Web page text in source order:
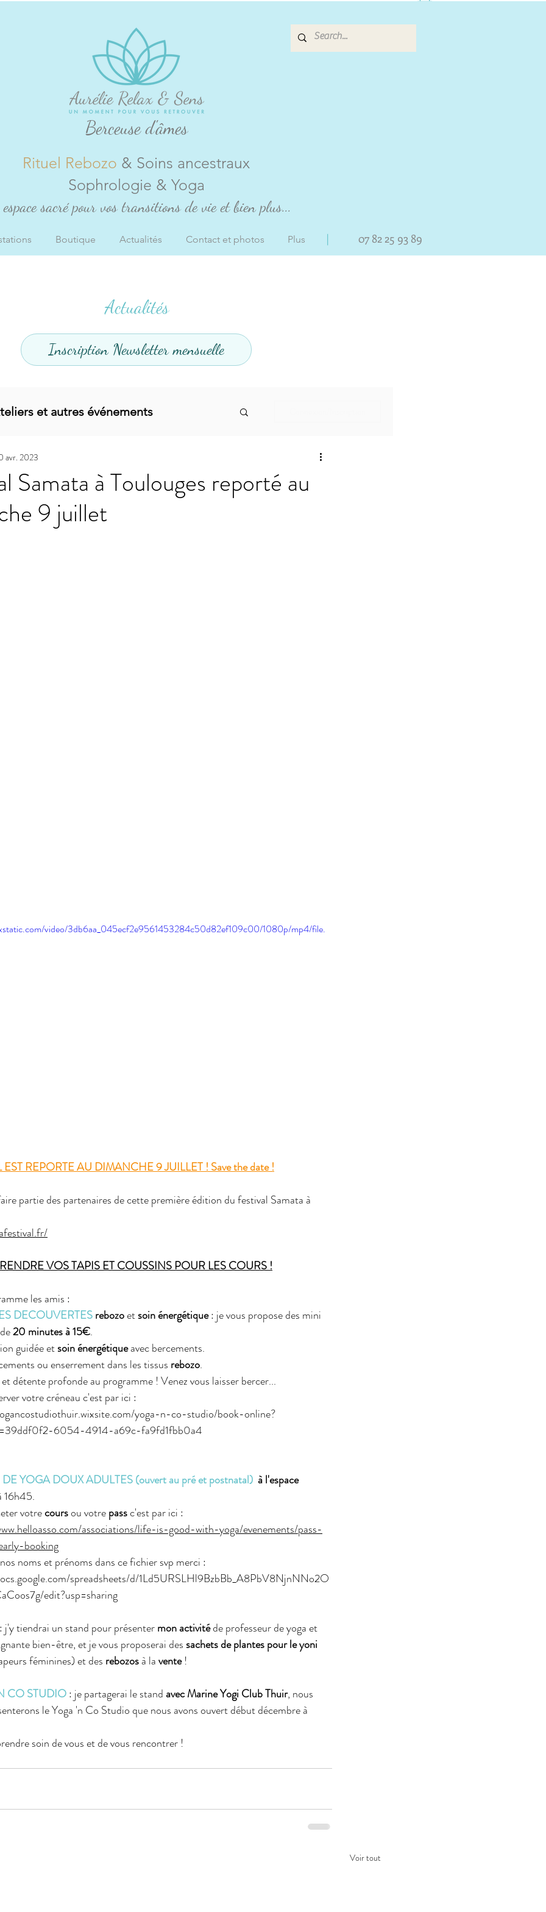
Actualités
Inscription Newsletter mensuelle
et autres événements
Offres promotionnelles
Articles infos
Samata à Toulouges reporté au
9 juillet
avr. 2023
video/3db6aa_045ecf2e9561453284c50d82ef109c00/1080p/mp4/file.
EST REPORTE AU DIMANCHE 9 JUILLET ! Save the date !
partie des partenaires de cette première édition du festival Samata à
VOS TAPIS ET COUSSINS POUR LES COURS !
les amis :
DECOUVERTES rebozo et soin énergétique : je vous propose des mini
20 minutes à 15€.
guidée et soin énergétique avec bercements.
ou enserrement dans les tissus rebozo.
détente profonde au programme ! Venez vous laisser bercer...
votre créneau c'est par ici :
yoga-n-co-studio/book-online?
6054-4914-a69c-fa9fd1fbb0a4
YOGA DOUX ADULTES (ouvert au pré et postnatal) à l'espace
16h45.
votre cours ou votre pass c'est par ici :
associations/life-is-good-with-yoga/evenements/pass-
booking
noms et prénoms dans ce fichier svp merci :
spreadsheets/d/1Ld5URSLHl9BzbBb_A8PbV8NjnNNo2O
edit?usp=sharing
: j'y tiendrai un stand pour présenter mon activité de professeur de yoga et
bien-être, et je vous proposerai des sachets de plantes pour le yoni
féminines) et des rebozos à la vente !
CO STUDIO : je partagerai le stand avec Marine Yogi Club Thuir, nous
le Yoga 'n Co Studio que nous avons ouvert début décembre à
soin de vous et de vous rencontrer !
Voir tout
Berceuse d'âmes
Rituel Rebozo & Soins ancestraux
Sophrologie & Yoga
sacré pour vos transitions de vie et bien plus...
Boutique Actualités Contact et photos Plus | 07 82 25 93 89